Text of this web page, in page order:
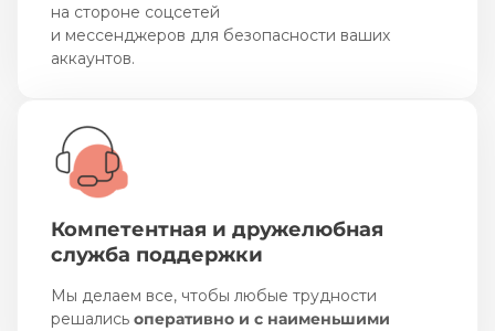
на стороне соцсетей
и мессенджеров для безопасности ваших
аккаунтов.
Компетентная и дружелюбная
служба поддержки
Мы делаем все, чтобы любые трудности
решались оперативно и с наименьшими